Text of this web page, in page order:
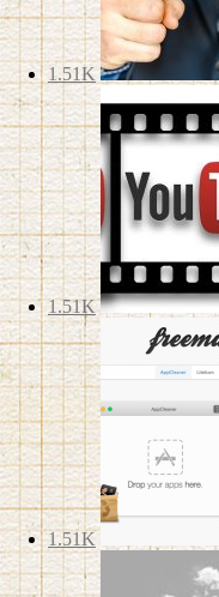
1.51K
1.51K
1.51K